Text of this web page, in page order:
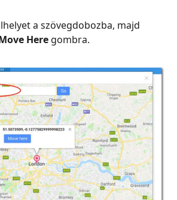
a szövegdobozba, majd
Here gombra.